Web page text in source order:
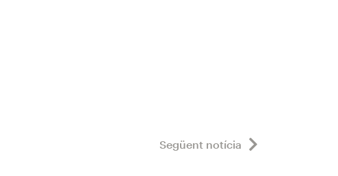
Següent notícia